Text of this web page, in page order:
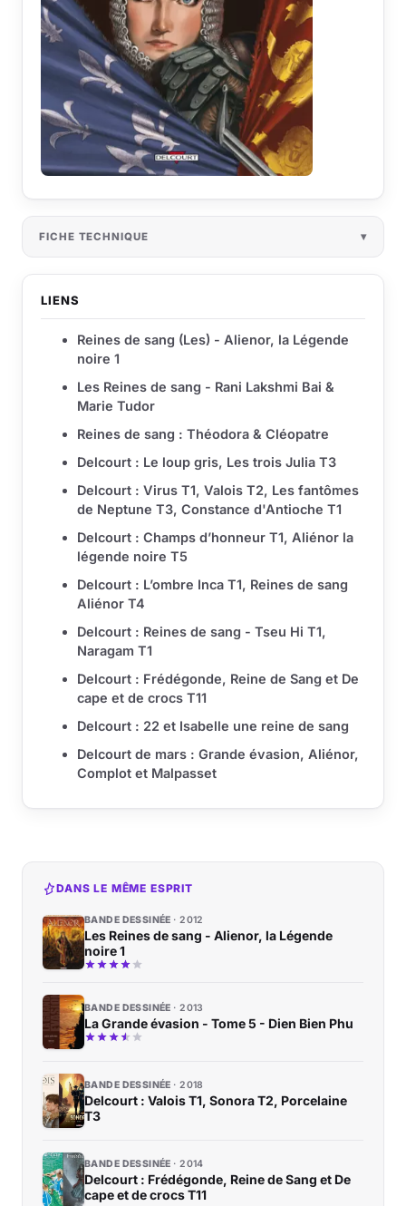
FICHE TECHNIQUE
LIENS
Reines de sang (Les) - Alienor, la Légende
noire 1
Les Reines de sang - Rani Lakshmi Bai &
Marie Tudor
Reines de sang : Théodora & Cléopatre
Delcourt : Le loup gris, Les trois Julia T3
Delcourt : Virus T1, Valois T2, Les fantômes
de Neptune T3, Constance d'Antioche T1
Delcourt : Champs d’honneur T1, Aliénor la
légende noire T5
Delcourt : L’ombre Inca T1, Reines de sang
Aliénor T4
Delcourt : Reines de sang - Tseu Hi T1,
Naragam T1
Delcourt : Frédégonde, Reine de Sang et De
cape et de crocs T11
Delcourt : 22 et Isabelle une reine de sang
Delcourt de mars : Grande évasion, Aliénor,
Complot et Malpasset
DANS LE MÊME ESPRIT
BANDE DESSINÉE 2012
Les Reines de sang - Alienor, la Légende
noire 1
BANDE DESSINÉE 2013
La Grande évasion - Tome 5 - Dien Bien Phu
BANDE DESSINÉE 2018
Delcourt : Valois T1, Sonora T2, Porcelaine
T3
BANDE DESSINÉE 2014
Delcourt : Frédégonde, Reine de Sang et De
cape et de crocs T11